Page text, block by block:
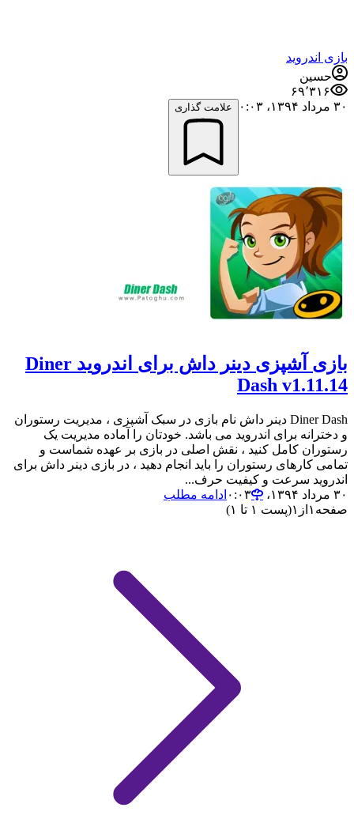
بازی اندروید
حسین
۶۹٬۳۱۶
۳۰ مرداد ۱۳۹۴،‏ ۰:۰۳
علامت گذاری
بازی آشپزی دینر داش برای اندروید Diner
Dash v1.11.14
Diner Dash دینر داش نام بازی در سبک آشپزی ، مدیریت رستوران
و دخترانه برای اندروید می باشد. خودتان را آماده مدیریت یک
رستوران کامل کنید ، نقش اصلی در بازی بر عهده شماست و
تمامی کارهای رستوران را باید انجام دهید ، در بازی دینر داش برای
اندروید سرعت و کیفیت حرف...
۳۰ مرداد ۱۳۹۴،‏ ۰:۰۳
ادامه مطلب
صفحه ۱ از ۱(پست ۱ تا ۱)